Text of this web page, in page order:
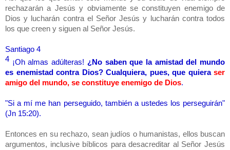
rechazarán a Jesús y obviamente se constituyen enemigo de
Dios y lucharán contra el Señor Jesús y lucharán contra todos
los que creen y siguen al Señor Jesús.
Santiago 4
4 ¡Oh almas adúlteras! ¿No saben que la amistad del mundo
es enemistad contra Dios? Cualquiera, pues, que quiera ser
amigo del mundo, se constituye enemigo de Dios.
"Si a mí me han perseguido, también a ustedes los perseguirán"
(Jn 15:20).
Entonces en su rechazo, sean judíos o humanistas, ellos buscan
argumentos, inclusive bíblicos para desacreditar al Señor Jesús